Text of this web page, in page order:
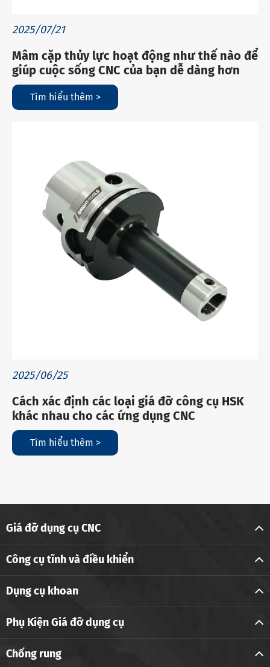
2025/07/21
Mâm cặp thủy lực hoạt động như thế nào để
giúp cuộc sống CNC của bạn dễ dàng hơn
Tìm hiểu thêm >
2025/06/25
Cách xác định các loại giá đỡ công cụ HSK
khác nhau cho các ứng dụng CNC
Tìm hiểu thêm >
Giá đỡ dụng cụ CNC
Công cụ tĩnh và điều khiển
Dụng cụ khoan
Phụ Kiện Giá đỡ dụng cụ
Chống rung